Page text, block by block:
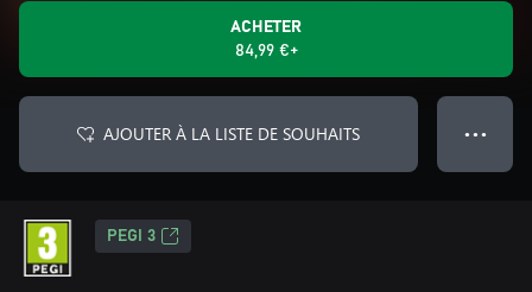
ACHETER
84,99 €+
AJOUTER À LA LISTE DE SOUHAITS ● ● ●
PEGI 3